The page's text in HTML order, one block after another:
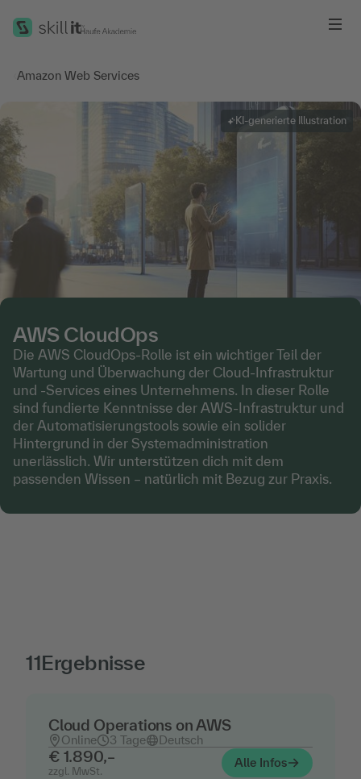
Amazon Web Services
AWS CloudOps
Die AWS CloudOps-Rolle ist ein wichtiger Teil der
Wartung und Überwachung der Cloud-Infrastruktur
und -Services eines Unternehmens. In dieser Rolle
sind fundierte Kenntnisse der AWS-Infrastruktur und
der Automatisierungstools sowie ein solider
Hintergrund in der Systemadministration
unerlässlich. Wir unterstützen dich mit dem
passenden Wissen – natürlich mit Bezug zur Praxis.
KI-generierte Illustration
11Ergebnisse
Cloud Operations on AWS
Online 3 Tage Deutsch
€ 1.890,–
zzgl. MwSt.
Alle Infos